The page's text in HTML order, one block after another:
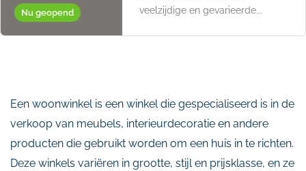
Nu geopend
veelzijdige en gevarieerde...
Een woonwinkel is een winkel die gespecialiseerd is in de
verkoop van meubels, interieurdecoratie en andere
producten die gebruikt worden om een huis in te richten.
Deze winkels variëren in grootte, stijl en prijsklasse, en ze